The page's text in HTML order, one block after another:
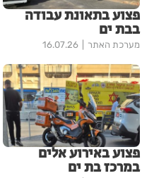
פצוע בתאונת עבודה
בבת ים
מערכת האתר 16.07.26
פצוע באירוע אלים
במרכז בת ים